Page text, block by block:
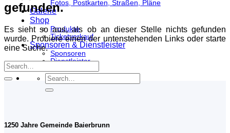
Fotos, Postkarten, Straßen, Pläne
Galerie
Shop
Produkte
Ticketverkauf
Sponsoren & Dienstleister
Sponsoren
Dienstleister
gefunden.
Es sieht so aus, als ob an dieser Stelle nichts gefunden
wurde. Probiere einen der untenstehenden Links oder starte
eine Suche.
1250 Jahre Gemeinde Baierbrunn